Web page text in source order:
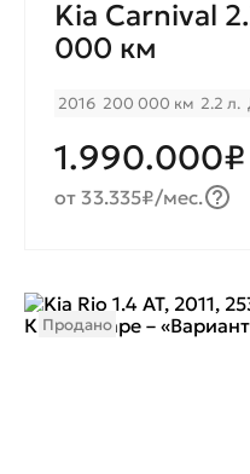
Kia Carnival
000 км
2016 200 000 км 2.2 л.
1.990.000₽
от 33.335₽/мес.
Продано